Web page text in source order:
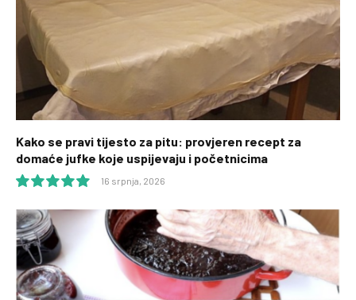
Kako se pravi tijesto za pitu: provjeren recept za
domaće jufke koje uspijevaju i početnicima
10.0
16 srpnja, 2026